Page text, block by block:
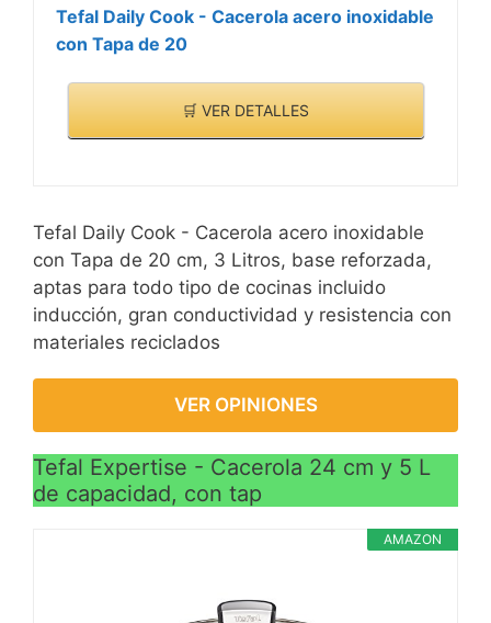
Tefal Daily Cook - Cacerola acero inoxidable
con Tapa de 20
🛒 VER DETALLES
Tefal Daily Cook - Cacerola acero inoxidable
con Tapa de 20 cm, 3 Litros, base reforzada,
aptas para todo tipo de cocinas incluido
inducción, gran conductividad y resistencia con
materiales reciclados
VER OPINIONES
Tefal Expertise - Cacerola 24 cm y 5 L
de capacidad, con tap
AMAZON